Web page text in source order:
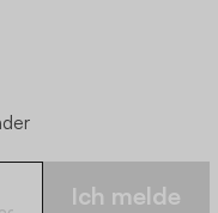
Ich melde